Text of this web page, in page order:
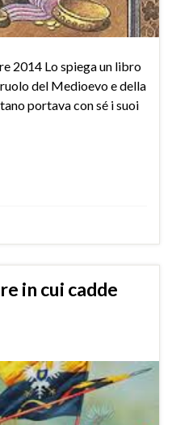
2014 Lo spiega un libro
del Medioevo e della
portava con sé i suoi
in cui cadde